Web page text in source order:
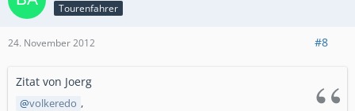
Tourenfahrer
24. November 2012 #8
Zitat von Joerg
volkeredo ,